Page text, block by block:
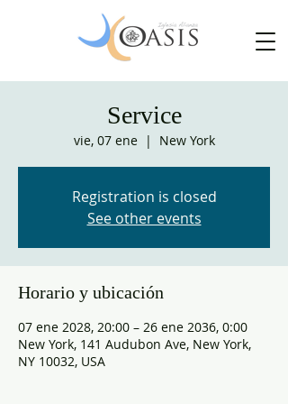
Service
vie, 07 ene
  |
New York
Registration is closed
See other events
Horario y ubicación
07 ene 2028, 20:00 – 26 ene 2036, 0:00
New York, 141 Audubon Ave, New York,
NY 10032, USA